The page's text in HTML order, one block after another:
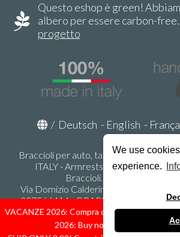
We use
experience.
VACANZE 2026: Compra ora spediremo dal
2026: Buy now, we ship from
Questo eshop è green!
albero per essere carbon-free.
progetto
/ Deutsch - English -
Braccioli per auto, tappeti auto,
ITALY - Armrests, Mittelarmlehnen,
Braccioli.it - P.Iva
Via Domizio Calderini 8 int. 1 - 37131
337566414 - ORARI UFFICIO 9:00-
LUNEDI' - VENERDI' - info@braccioli-
Ecommerce creato con